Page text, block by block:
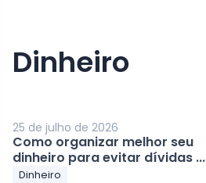
Dinheiro
25 de julho de 2026
Como organizar melhor seu
dinheiro para evitar dívidas ...
Dinheiro